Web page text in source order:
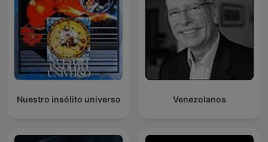
Nuestro insólito universo Venezolanos